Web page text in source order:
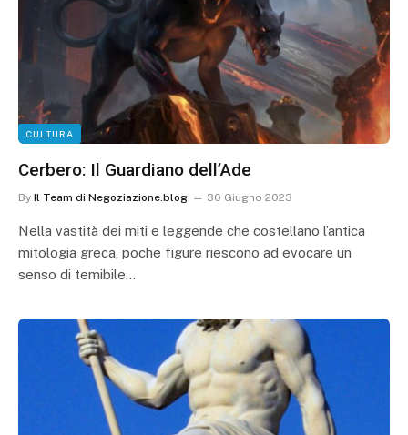
CULTURA
Cerbero: Il Guardiano dell’Ade
By Il Team di Negoziazione.blog 30 Giugno 2023
Nella vastità dei miti e leggende che costellano l’antica
mitologia greca, poche figure riescono ad evocare un
senso di temibile…